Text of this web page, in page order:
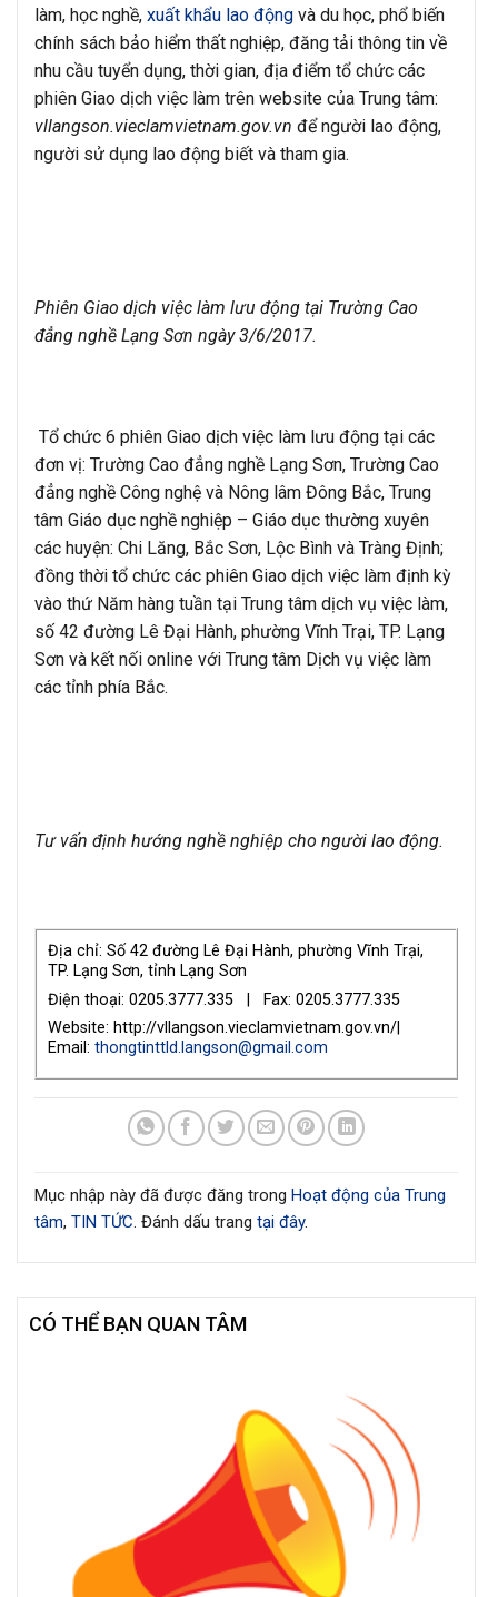
làm, học nghề, xuất khẩu lao động và du học, phổ biến
chính sách bảo hiểm thất nghiệp, đăng tải thông tin về
nhu cầu tuyển dụng, thời gian, địa điểm tổ chức các
phiên Giao dịch việc làm trên website của Trung tâm:
vllangson.vieclamvietnam.gov.vn để người lao động,
người sử dụng lao động biết và tham gia.
Phiên Giao dịch việc làm lưu động tại Trường Cao
đẳng nghề Lạng Sơn ngày 3/6/2017.
Tổ chức 6 phiên Giao dịch việc làm lưu động tại các
đơn vị: Trường Cao đẳng nghề Lạng Sơn, Trường Cao
đẳng nghề Công nghệ và Nông lâm Đông Bắc, Trung
tâm Giáo dục nghề nghiệp – Giáo dục thường xuyên
các huyện: Chi Lăng, Bắc Sơn, Lộc Bình và Tràng Định;
đồng thời tổ chức các phiên Giao dịch việc làm định kỳ
vào thứ Năm hàng tuần tại Trung tâm dịch vụ việc làm,
số 42 đường Lê Đại Hành, phường Vĩnh Trại, TP. Lạng
Sơn và kết nối online với Trung tâm Dịch vụ việc làm
các tỉnh phía Bắc.
Tư vấn định hướng nghề nghiệp cho người lao động.
Địa chỉ: Số 42 đường Lê Đại Hành, phường Vĩnh Trại,
TP. Lạng Sơn, tỉnh Lạng Sơn
Điện thoại: 0205.3777.335 | Fax: 0205.3777.335
Website: http://vllangson.vieclamvietnam.gov.vn/|
Email: thongtinttld.langson@gmail.com
Mục nhập này đã được đăng trong Hoạt động của Trung
tâm, TIN TỨC. Đánh dấu trang tại đây.
CÓ THỂ BẠN QUAN TÂM